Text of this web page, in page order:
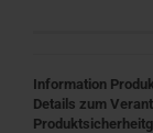
Information
Details zum